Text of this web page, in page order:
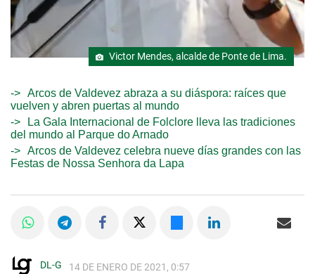
Victor Mendes, alcalde de Ponte de Lima.
Arcos de Valdevez abraza a su diáspora: raíces que
vuelven y abren puertas al mundo
La Gala Internacional de Folclore lleva las tradiciones
del mundo al Parque do Arnado
Arcos de Valdevez celebra nueve días grandes con las
Festas de Nossa Senhora da Lapa
DL-G 14 DE ENERO DE 2021, 0:57